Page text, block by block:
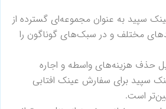
سپید به عنوان مجموعه‌ای گسترده از
مختلف و در سبک‌های گوناگون را
حذف هزینه‌های واسطه و اجاره
سپید برای سفارش عینک افتابی
است.